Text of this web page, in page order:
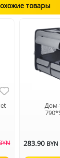
товары
Дом-
283.90 BYN